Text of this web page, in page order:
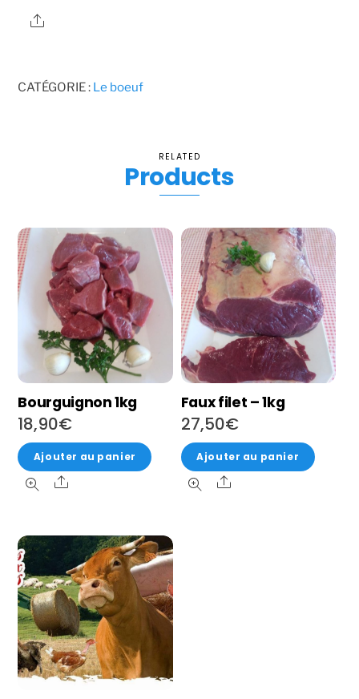
-
Share
CATÉGORIE : Le boeuf
RELATED
Products
Bourguignon 1kg
18,90€
Ajouter au panier
Share
Faux filet – 1kg
27,50€
Ajouter au panier
Share